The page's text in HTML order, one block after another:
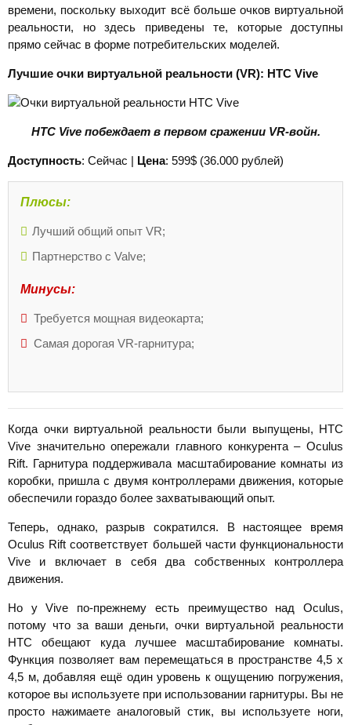
времени, поскольку выходит всё больше очков виртуальной
реальности, но здесь приведены те, которые доступны
прямо сейчас в форме потребительских моделей.
Лучшие очки виртуальной реальности (VR): HTC Vive
HTC Vive побеждает в первом сражении VR-войн.
Доступность: Сейчас | Цена: 599$ (36.000 рублей)
Плюсы:
Лучший общий опыт VR;
Партнерство с Valve;
Минусы:
Требуется мощная видеокарта;
Самая дорогая VR-гарнитура;
Когда очки виртуальной реальности были выпущены, HTC
Vive значительно опережали главного конкурента – Oculus
Rift. Гарнитура поддерживала масштабирование комнаты из
коробки, пришла с двумя контроллерами движения, которые
обеспечили гораздо более захватывающий опыт.
Теперь, однако, разрыв сократился. В настоящее время
Oculus Rift соответствует большей части функциональности
Vive и включает в себя два собственных контроллера
движения.
Но у Vive по-прежнему есть преимущество над Oculus,
потому что за ваши деньги, очки виртуальной реальности
HTC обещают куда лучшее масштабирование комнаты.
Функция позволяет вам перемещаться в пространстве 4,5 х
4,5 м, добавляя ещё один уровень к ощущению погружения,
которое вы используете при использовании гарнитуры. Вы не
просто нажимаете аналоговый стик, вы используете ноги,